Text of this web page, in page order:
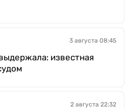
3 августа 08:45
известная
2 августа 22:32